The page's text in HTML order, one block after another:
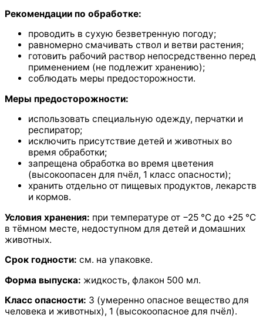
Рекомендации по обработке:
проводить в сухую безветренную погоду;
равномерно смачивать ствол и ветви растения;
готовить рабочий раствор непосредственно перед
применением (не подлежит хранению);
соблюдать меры предосторожности.
Меры предосторожности:
использовать специальную одежду, перчатки и
респиратор;
исключить присутствие детей и животных во
время обработки;
запрещена обработка во время цветения
(высокоопасен для пчёл, 1 класс опасности);
хранить отдельно от пищевых продуктов, лекарств
и кормов.
Условия хранения: при температуре от −25 °C до +25 °C
в тёмном месте, недоступном для детей и домашних
животных.
Срок годности: см. на упаковке.
Форма выпуска: жидкость, флакон 500 мл.
Класс опасности: 3 (умеренно опасное вещество для
человека и животных), 1 (высокоопасное для пчёл).